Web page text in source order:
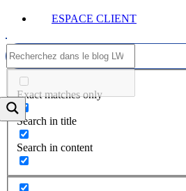
ESPACE CLIENT
Exact matches only
Search in title
Search in content